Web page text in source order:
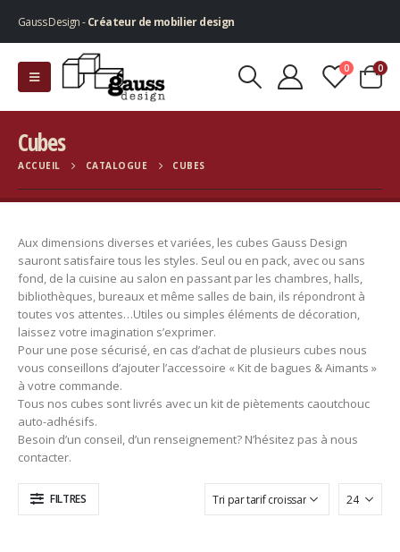
Gauss Design -Créateur de mobilier design
0 0
Cubes
ACCUEIL CATALOGUE CUBES
Aux dimensions diverses et variées, les cubes Gauss Design
sauront satisfaire tous les styles. Seul ou en pack, avec ou sans
fond, de la cuisine au salon en passant par les chambres, halls,
bibliothèques, bureaux et même salles de bain, ils répondront à
toutes vos attentes…Utiles ou simples éléments de décoration,
laissez votre imagination s’exprimer.
Pour une pose sécurisé, en cas d’achat de plusieurs cubes nous
vous conseillons d’ajouter l’accessoire « Kit de bagues & Aimants »
à votre commande.
Tous nos cubes sont livrés avec un kit de piètements caoutchouc
auto-adhésifs.
Besoin d’un conseil, d’un renseignement? N’hésitez pas à nous
contacter.
FILTRES